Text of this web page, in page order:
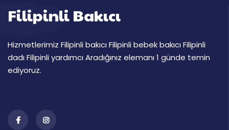
Filipinli Bakıcı
Hizmetlerimiz Filipinli bakıcı Filipinli bebek bakıcı Filipinli
dadı Filipinli yardımcı Aradığınız elemanı 1 günde temin
ediyoruz.